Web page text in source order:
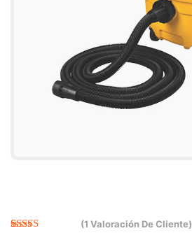
(1 Valoración De Cliente)